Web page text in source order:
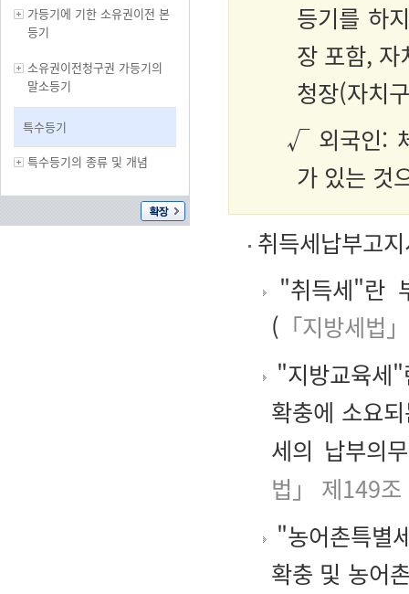
가등기에 기한 소유권이전 본
등기
소유권이전청구권 가등기의
말소등기
특수등기
특수등기의 종류 및 개념
등기를 하
장 포함, 자
청장(자치
√ 외국인:
가 있는 것
취득세납부고
"취득세"란
( 「지방세법
"지방교육세
확충에 소요
세의 납부의
법」 제149조
"농어촌특별
확충 및 농어